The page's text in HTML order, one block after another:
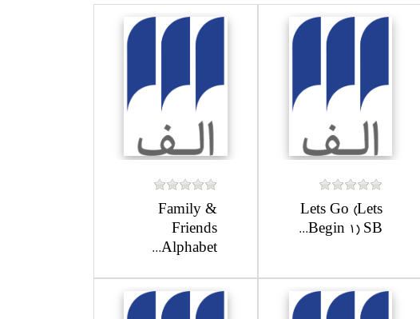
Lets Go (Lets
Begin 1) SB...
Family &
Friends
Alphabet...